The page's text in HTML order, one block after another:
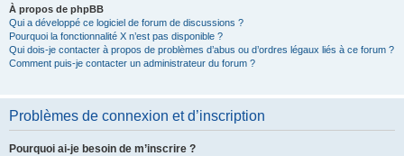
À propos de phpBB
Qui a développé ce logiciel de forum de discussions ?
Pourquoi la fonctionnalité X n’est pas disponible ?
Qui dois-je contacter à propos de problèmes d’abus ou d’ordres légaux liés à ce forum ?
Comment puis-je contacter un administrateur du forum ?
Problèmes de connexion et d’inscription
Pourquoi ai-je besoin de m’inscrire ?